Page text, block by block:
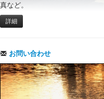
真など。
詳細
お問い合わせ